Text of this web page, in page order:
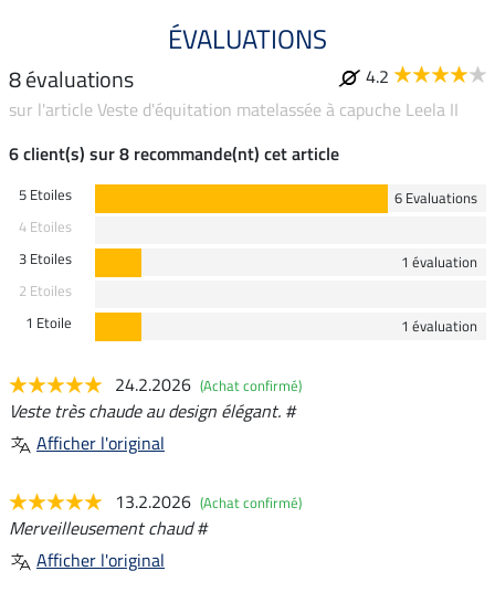
ÉVALUATIONS
8 évaluations
4.2
sur l'article Veste d'équitation matelassée à capuche Leela II
6 client(s) sur 8 recommande(nt) cet article
5 Etoiles
6 Evaluations
4 Etoiles
3 Etoiles
1 évaluation
2 Etoiles
1 Etoile
1 évaluation
24.2.2026 (Achat confirmé)
Veste très chaude au design élégant. #
Afficher l'original
13.2.2026 (Achat confirmé)
Merveilleusement chaud #
Afficher l'original